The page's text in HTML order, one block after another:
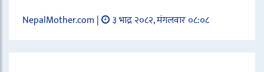
NepalMother.com | ३ भाद्र २०८२, मंगलवार ०८:०८